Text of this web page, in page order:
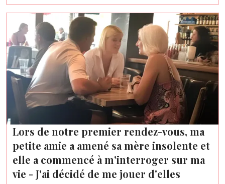
Lors de notre premier rendez-vous, ma
petite amie a amené sa mère insolente et
elle a commencé à m'interroger sur ma
vie - J'ai décidé de me jouer d'elles